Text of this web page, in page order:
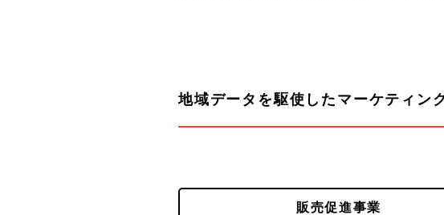
地域データを駆使した マーケティン
販売促進事業